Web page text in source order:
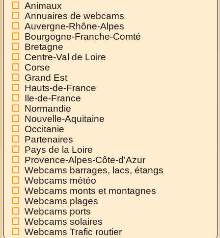
Animaux
Annuaires de webcams
Auvergne-Rhône-Alpes
Bourgogne-Franche-Comté
Bretagne
Centre-Val de Loire
Corse
Grand Est
Hauts-de-France
Ile-de-France
Normandie
Nouvelle-Aquitaine
Occitanie
Partenaires
Pays de la Loire
Provence-Alpes-Côte-d'Azur
Webcams barrages, lacs, étangs
Webcams météo
Webcams monts et montagnes
Webcams plages
Webcams ports
Webcams solaires
Webcams Trafic routier